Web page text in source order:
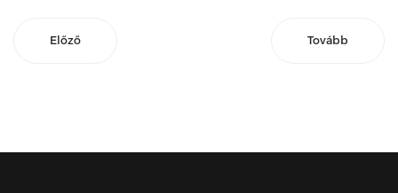
Előző Tovább